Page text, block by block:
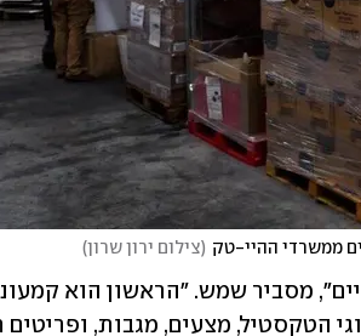
ממשרדי ההיי-טק (צילום ירון שרון)